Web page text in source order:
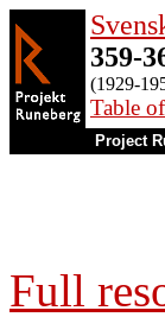
359-
(1929-
Table
Project
Full